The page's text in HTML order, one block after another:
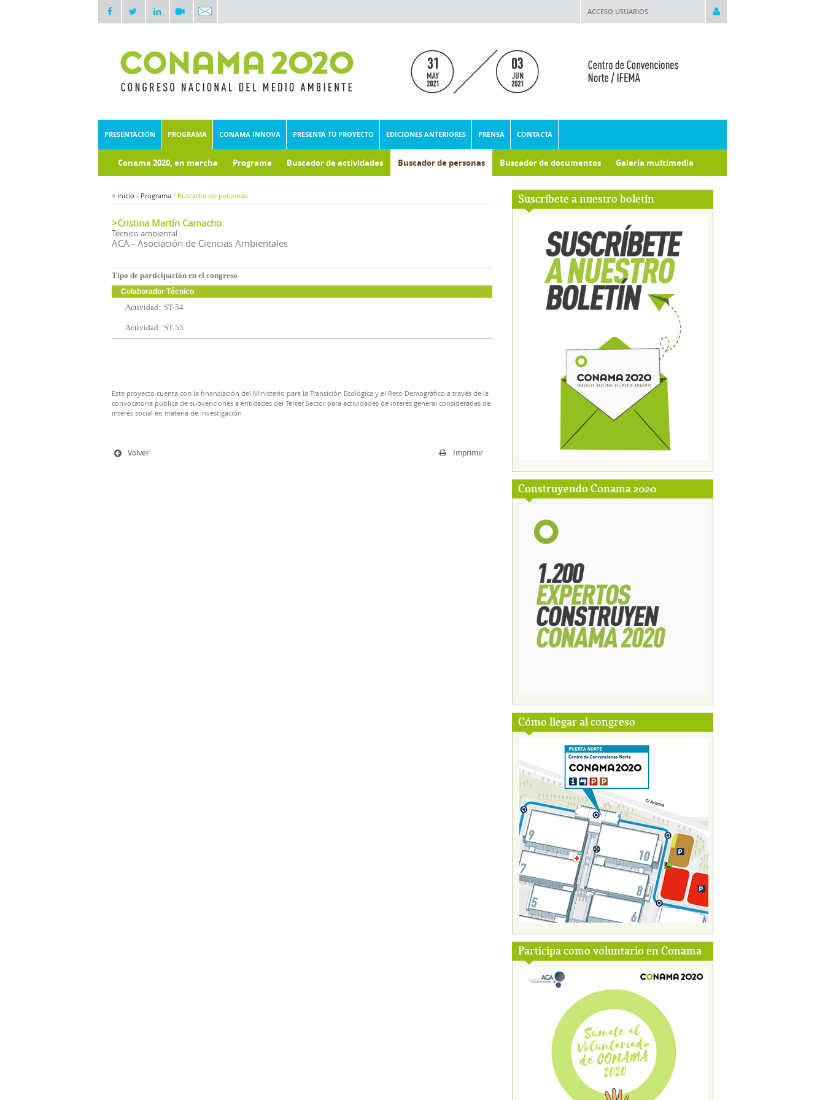
ACCESO USUARIOS
PRESENTACIÓN PROGRAMA CONAMA INNOVA PRESENTA TU PROYECTO EDICIONES ANTERIORES PRENSA CONTACTA
Conama 2020, en marcha Programa Buscador de actividades Buscador de personas Buscador de documentos Galería multimedia
Suscríbete a nuestro boletín
Construyendo Conama 2020
Cómo llegar al congreso
Participa como voluntario en Conama
> Inicio / Programa / Buscador de personas
>Cristina Martín Camacho
Técnico ambiental
ACA - Asociación de Ciencias Ambientales
Tipo de participación en el congreso
Colaborador Técnico
Actividad: ST-54
Actividad: ST-55
Este proyecto cuenta con la financiación del Ministerio para la Transición Ecológica y el Reto Demográfico a través de la
convocatoria pública de subvenciones a entidades del Tercer Sector para actividades de interés general consideradas de
interés social en materia de investigación
Imprimir
Volver